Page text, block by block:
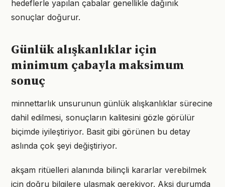
hedeflerle yapılan çabalar genellikle dağınık
sonuçlar doğurur.
Günlük alışkanlıklar için
minimum çabayla maksimum
sonuç
minnettarlık unsurunun günlük alışkanlıklar sürecine
dahil edilmesi, sonuçların kalitesini gözle görülür
biçimde iyileştiriyor. Basit gibi görünen bu detay
aslında çok şeyi değiştiriyor.
akşam ritüelleri alanında bilinçli kararlar verebilmek
için doğru bilgilere ulaşmak gerekiyor. Aksi durumda